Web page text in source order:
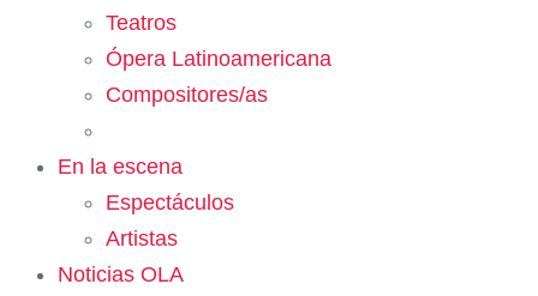
Teatros
Ópera Latinoamericana
Compositores/as
En la escena
Espectáculos
Artistas
Noticias OLA